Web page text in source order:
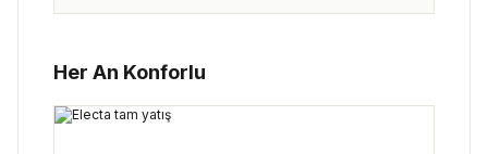
Her An Konforlu